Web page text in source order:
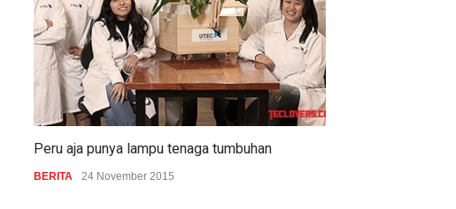
Peru aja punya lampu tenaga tumbuhan
BERITA 24 November 2015